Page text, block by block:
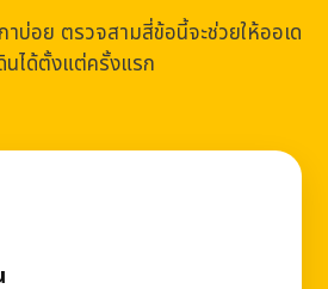
าบ่อย ตรวจสามสี่ข้อนี้จะช่วยให้ออเด
นได้ตั้งแต่ครั้งแรก